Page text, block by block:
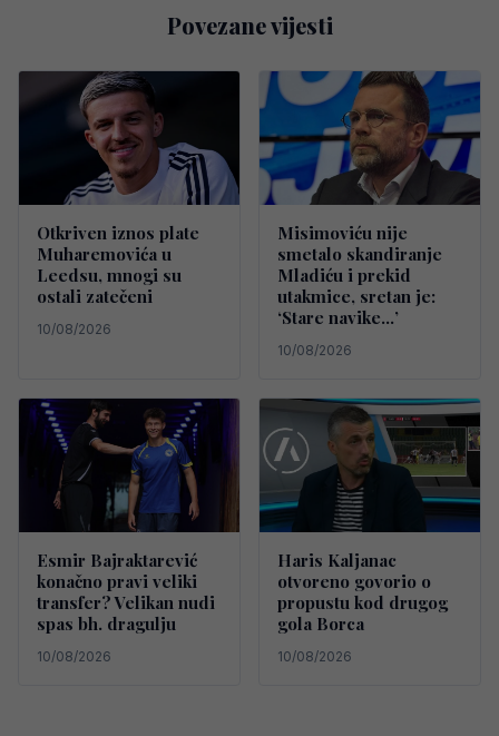
Povezane vijesti
Otkriven iznos plate
Muharemovića u
Leedsu, mnogi su
ostali zatečeni
10/08/2026
Misimoviću nije
smetalo skandiranje
Mladiću i prekid
utakmice, sretan je:
‘Stare navike…’
10/08/2026
Esmir Bajraktarević
konačno pravi veliki
transfer? Velikan nudi
spas bh. dragulju
10/08/2026
Haris Kaljanac
otvoreno govorio o
propustu kod drugog
gola Borca
10/08/2026